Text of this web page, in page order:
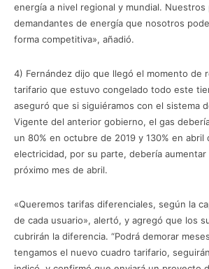
energía a nivel regional y mundial. Nuestros
demandantes de energía que nosotros
forma competitiva», añadió.
4) Fernández dijo que llegó el momento de
tarifario que estuvo congelado todo este
aseguró que si siguiéramos con el sistema
Vigente del anterior gobierno, el gas
un 80% en octubre de 2019 y 130% en abril
electricidad, por su parte, debería aumentar
próximo mes de abril.
«Queremos tarifas diferenciales, según la
de cada usuario», alertó, y agregó que los
cubrirán la diferencia. “Podrá demorar
tengamos el nuevo cuadro tarifario,